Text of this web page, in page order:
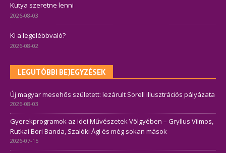
Kutya szeretne lenni
2026-08-03
Ki a legelébbvaló?
2026-08-02
LEGUTÓBBI BEJEGYZÉSEK
Új magyar mesehős született: lezárult Sorell illusztrációs pályázata
2026-08-03
Gyerekprogramok az idei Művészetek Völgyében – Gryllus Vilmos,
Rutkai Bori Banda, Szalóki Ági és még sokan mások
2026-07-15